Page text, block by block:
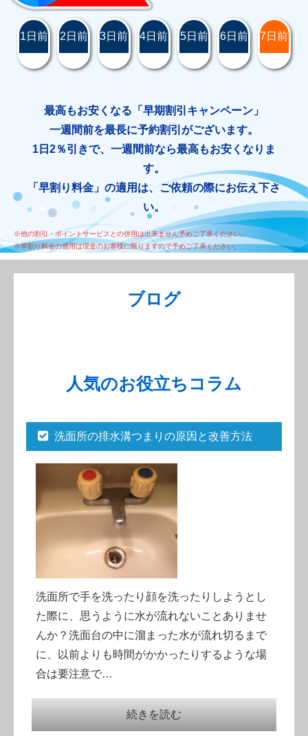
1日前 2日前 3日前 4日前 5日前 6日前 7日前
最高もお安くなる「早期割引キャンペーン」
一週間前を最長に予約割引がございます。
1日2％引きで、一週間前なら最高もお安くなりま
す。
「早割り料金」の適用は、ご依頼の際にお伝え下さ
い。
※他の割引・ポイントサービスとの併用は出来ません予めご了承ください。
※早割り料金の適用は現金のお客様に限りますので予めご了承ください。
ブログ
人気のお役立ちコラム
洗面所の排水溝つまりの原因と改善方法
洗面所で手を洗ったり顔を洗ったりしようとし
た際に、思うように水が流れないことありませ
んか？洗面台の中に溜まった水が流れ切るまで
に、以前よりも時間がかかったりするような場
合は要注意で…
続きを読む